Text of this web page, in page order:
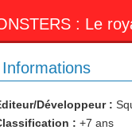
: Le
Informations
Développeur :
: +7 ans